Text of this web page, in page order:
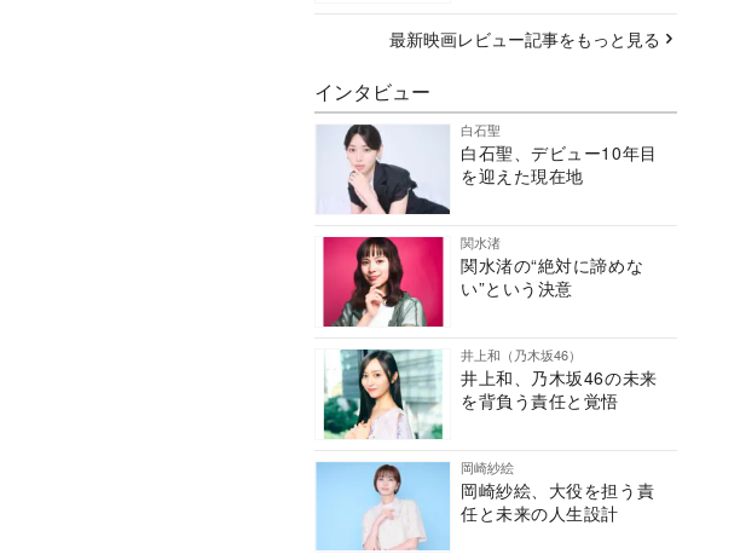
最新映画レビュー記事をもっと見る
インタビュー
白石聖
白石聖、デビュー10年目
を迎えた現在地
関水渚
関水渚の“絶対に諦めな
い”という決意
井上和（乃木坂46）
井上和、乃木坂46の未来
を背負う責任と覚悟
岡崎紗絵
岡崎紗絵、大役を担う責
任と未来の人生設計